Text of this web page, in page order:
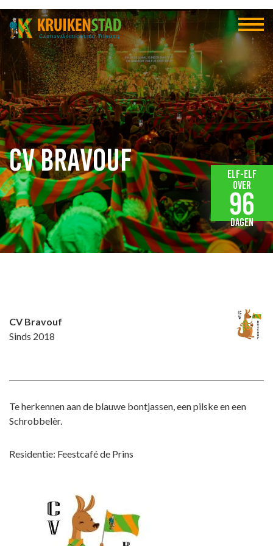
CV Bravouf
CV Bravouf
Sinds 2018
Te herkennen aan de blauwe bontjassen, een pilske en een
Schrobbelèr.
Residentie: Feestcafé de Prins
Elf-elf
over
96
dagen